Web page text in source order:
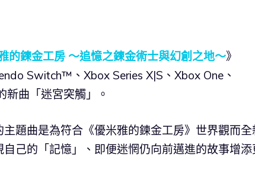
的鍊金工房 ～追憶之鍊金術士與幻創之地～》
Switch™、Xbox Series X|S、Xbox One、
曲「迷宮突觸」。
題曲是為符合《優米雅的鍊金工房》世界觀而全
己的「記憶」、即便迷惘仍向前邁進的故事增添